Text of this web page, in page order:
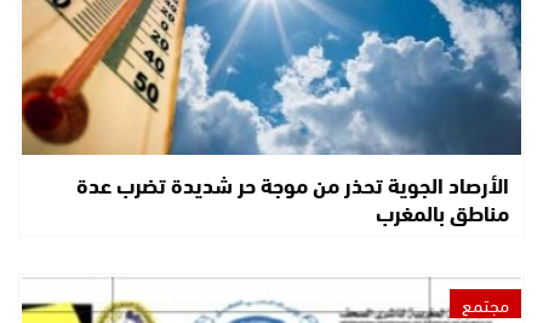
الأرصاد الجوية تحذر من موجة حر شديدة تضرب عدة
مناطق بالمغرب
مجتمع